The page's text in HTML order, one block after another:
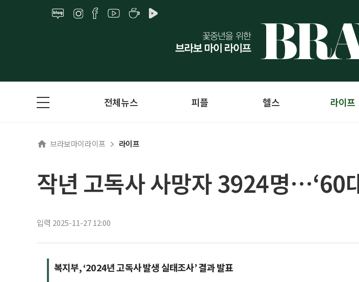
전체뉴스 피플 헬스 라이프
브라보마이라이프 라이프
작년 고독사 사망자 3924명…‘60
입력 2025-11-27 12:00
복지부, ‘2024년 고독사 발생 실태조사’ 결과 발표